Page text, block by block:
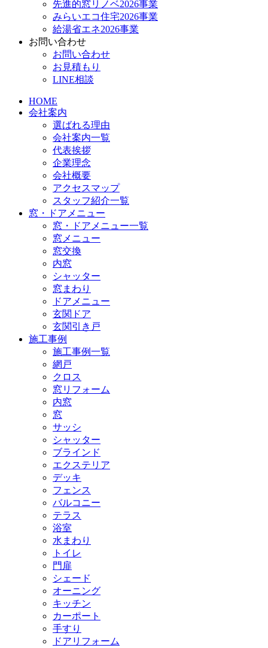
先進的窓リノベ2026事業
みらいエコ住宅2026事業
給湯省エネ2026事業
お問い合わせ
お問い合わせ
お見積もり
LINE相談
HOME
会社案内
選ばれる理由
会社案内一覧
代表挨拶
企業理念
会社概要
アクセスマップ
スタッフ紹介一覧
窓・ドアメニュー
窓・ドアメニュー一覧
窓メニュー
窓交換
内窓
シャッター
窓まわり
ドアメニュー
玄関ドア
玄関引き戸
施工事例
施工事例一覧
網戸
クロス
窓リフォーム
内窓
窓
サッシ
シャッター
ブラインド
エクステリア
デッキ
フェンス
バルコニー
テラス
浴室
水まわり
トイレ
門扉
シェード
オーニング
キッチン
カーポート
手すり
ドアリフォーム